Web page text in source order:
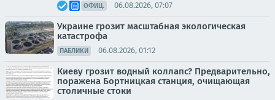
ОФИЦ. 06.08.2026, 07:07
Украине грозит масштабная экологическая
катастрофа
ПАБЛИКИ 06.08.2026, 01:12
Киеву грозит водный коллапс? Предварительно,
поражена Бортницкая станция, очищающая
столичные стоки